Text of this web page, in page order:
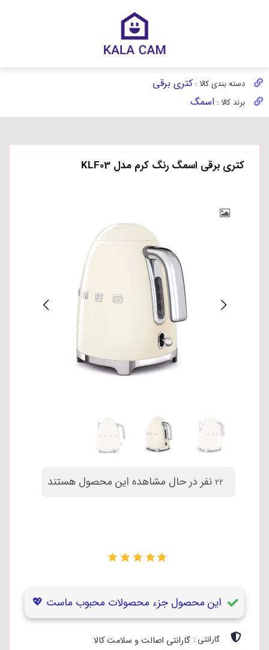
دسته بندی کالا : کتری برقی
برند کالا : اسمگ
کتری برقی اسمگ رنگ کرم مدل KLF03
22 نفر در حال مشاهده این محصول هستند
این محصول جزء محصولات محبوب ماست 💖
گارانتی : گارانتی اصالت و سلامت کالا